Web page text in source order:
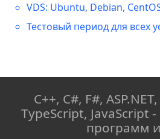
VDS: Ubuntu, Debian,
Тестовый период для всех
C++, C#, F#,
TypeScript, JavaScript
программ